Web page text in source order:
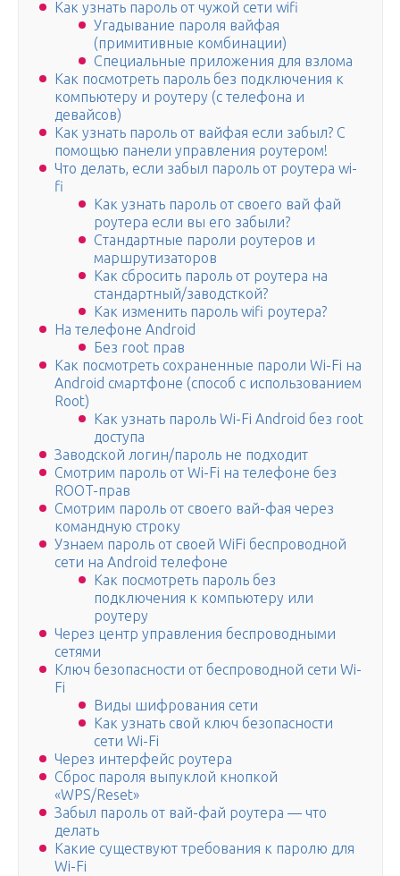
Как узнать пароль от чужой сети wifi
Угадывание пароля вайфая
(примитивные комбинации)
Специальные приложения для взлома
Как посмотреть пароль без подключения к
компьютеру и роутеру (с телефона и
девайсов)
Как узнать пароль от вайфая если забыл? С
помощью панели управления роутером!
Что делать, если забыл пароль от роутера wi-
fi
Как узнать пароль от своего вай фай
роутера если вы его забыли?
Стандартные пароли роутеров и
маршрутизаторов
Как сбросить пароль от роутера на
стандартный/заводсткой?
Как изменить пароль wifi роутера?
На телефоне Android
Без root прав
Как посмотреть сохраненные пароли Wi-Fi на
Android смартфоне (способ с использованием
Root)
Как узнать пароль Wi-Fi Android без root
доступа
Заводской логин/пароль не подходит
Смотрим пароль от Wi-Fi на телефоне без
ROOT-прав
Смотрим пароль от своего вай-фая через
командную строку
Узнаем пароль от своей WiFi беспроводной
сети на Android телефоне
Как посмотреть пароль без
подключения к компьютеру или
роутеру
Через центр управления беспроводными
сетями
Ключ безопасности от беспроводной сети Wi-
Fi
Виды шифрования сети
Как узнать свой ключ безопасности
сети Wi-Fi
Через интерфейс роутера
Сброс пароля выпуклой кнопкой
«WPS/Reset»
Забыл пароль от вай-фай роутера — что
делать
Какие существуют требования к паролю для
Wi-Fi